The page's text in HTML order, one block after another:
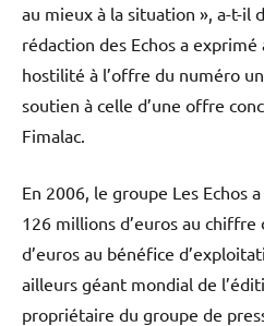
au mieux à la situation », a-t-il
rédaction des Echos a
hostilité à l’offre du numéro
soutien à celle d’une offre
Fimalac.
En 2006, le groupe Les Echos
126 millions d’euros au
d’euros au bénéfice
ailleurs géant mondial de
propriétaire du groupe de